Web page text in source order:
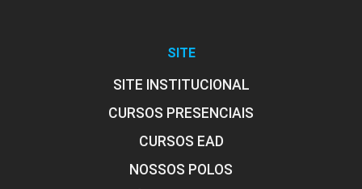
SITE
SITE INSTITUCIONAL
CURSOS PRESENCIAIS
CURSOS EAD
NOSSOS POLOS